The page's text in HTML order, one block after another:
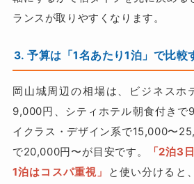
ランスが取りやすくなります。
3. 予算は「1名あたり1泊」で比較
岡山城周辺の相場は、ビジネスホ
9,000円、シティホテル朝食付きで
イクラス・デザイン系で15,000〜
で20,000円〜が目安です。
「2泊3
1泊はコスパ重視」
と使い分けると